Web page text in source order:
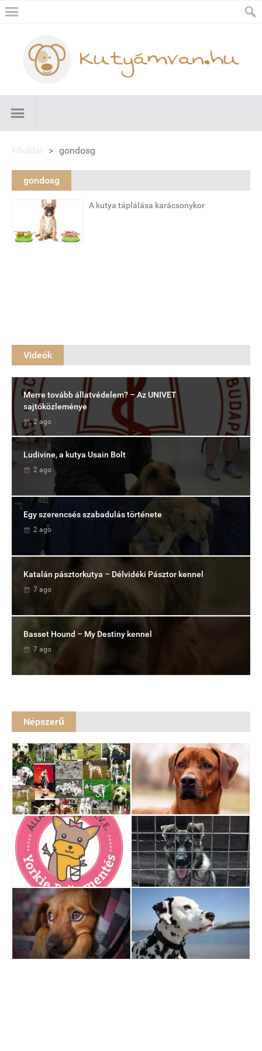
Főoldal > gondosg
gondosg
A kutya táplálása karácsonykor
Videók
Merre tovább állatvédelem? – Az UNIVET
sajtóközleménye
2 ago
Ludivine, a kutya Usain Bolt
2 ago
Egy szerencsés szabadulás története
2 ago
Katalán pásztorkutya – Délvidéki Pásztor kennel
7 ago
Basset Hound – My Destiny kennel
7 ago
Népszerű